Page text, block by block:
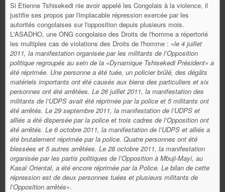
Si Etienne Tshisekedi nie avoir appelé les Congolais à la violence, il
justifie ses propos par l'implacable répression exercée par les
autorités congolaises sur l'opposition depuis plusieurs mois.
L'ASADHO, une ONG congolaise des Droits de l'homme a répertorié
les multiples cas de violations des Droits de l'homme : «le 4 juillet
2011, la manifestation organisée par les militants de l’Opposition
politique regroupés au sein de la «Dynamique Tshisekedi Président» a
été réprimée. Une personne a été tuée, un policier brûlé, des dégâts
matériels importants ont été causés aux biens des particuliers et six
personnes ont été arrêtées. Le 26 juillet 2011, la manifestation des
militants de l’UDPS avait été réprimée par la police et 5 militants ont
été arrêtés. Le 29 septembre 2011, la manifestation de l’UDPS et
alliés a été dispersée par la police et trois cadres de l’Opposition ont
été arrêtés. Le 6 octobre 2011, la manifestation de l’UDPS et alliés a
été brutalement réprimée par la police. Quatre personnes ont été
blessées et 5 autres arrêtées. Le 28 octobre 2011, la manifestation
organisée par les partis politiques de l’Opposition à Mbuji-Mayi, au
Kasaï Oriental, a été encore réprimée par la Police. Le bilan de cette
répression est de deux personnes tuées et plusieurs militants de
l’Opposition arrêtés».